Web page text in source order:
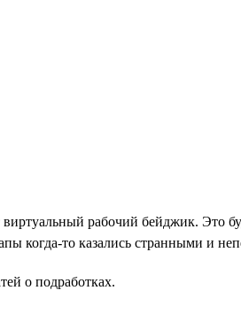
рабочий бейджик. Это
когда-то казались странными и
о подработках.